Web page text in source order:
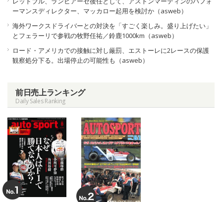
ーマンスディレクター、マッカロー起用を検討か（asweb）
海外ワークスドライバーとの対決を「すごく楽しみ。盛り上げたい」
とフェラーリで参戦の牧野任祐／鈴鹿1000km（asweb）
ロード・アメリカでの接触に対し厳罰、エストーレに2レースの保護
観察処分下る。出場停止の可能性も（asweb）
前日売上ランキング
Daily Sales Ranking